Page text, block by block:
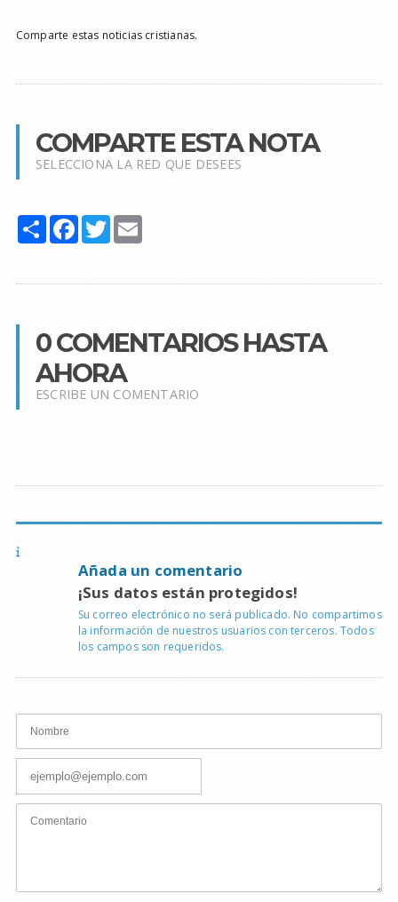
Comparte estas noticias cristianas.
COMPARTE ESTA NOTA
SELECCIONA LA RED QUE DESEES
Share Facebook
TwitterEmail
0 COMENTARIOS HASTA
AHORA
ESCRIBE UN COMENTARIO
Añada un comentario
¡Sus datos están protegidos!
Su correo electrónico no será publicado. No compartimos
la información de nuestros usuarios con terceros. Todos
los campos son requeridos.